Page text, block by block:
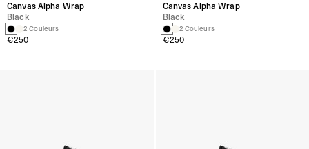
Canvas Alpha Wrap
Black
2 Couleurs
€250
Canvas Alpha Wrap
Black
2 Couleurs
€250